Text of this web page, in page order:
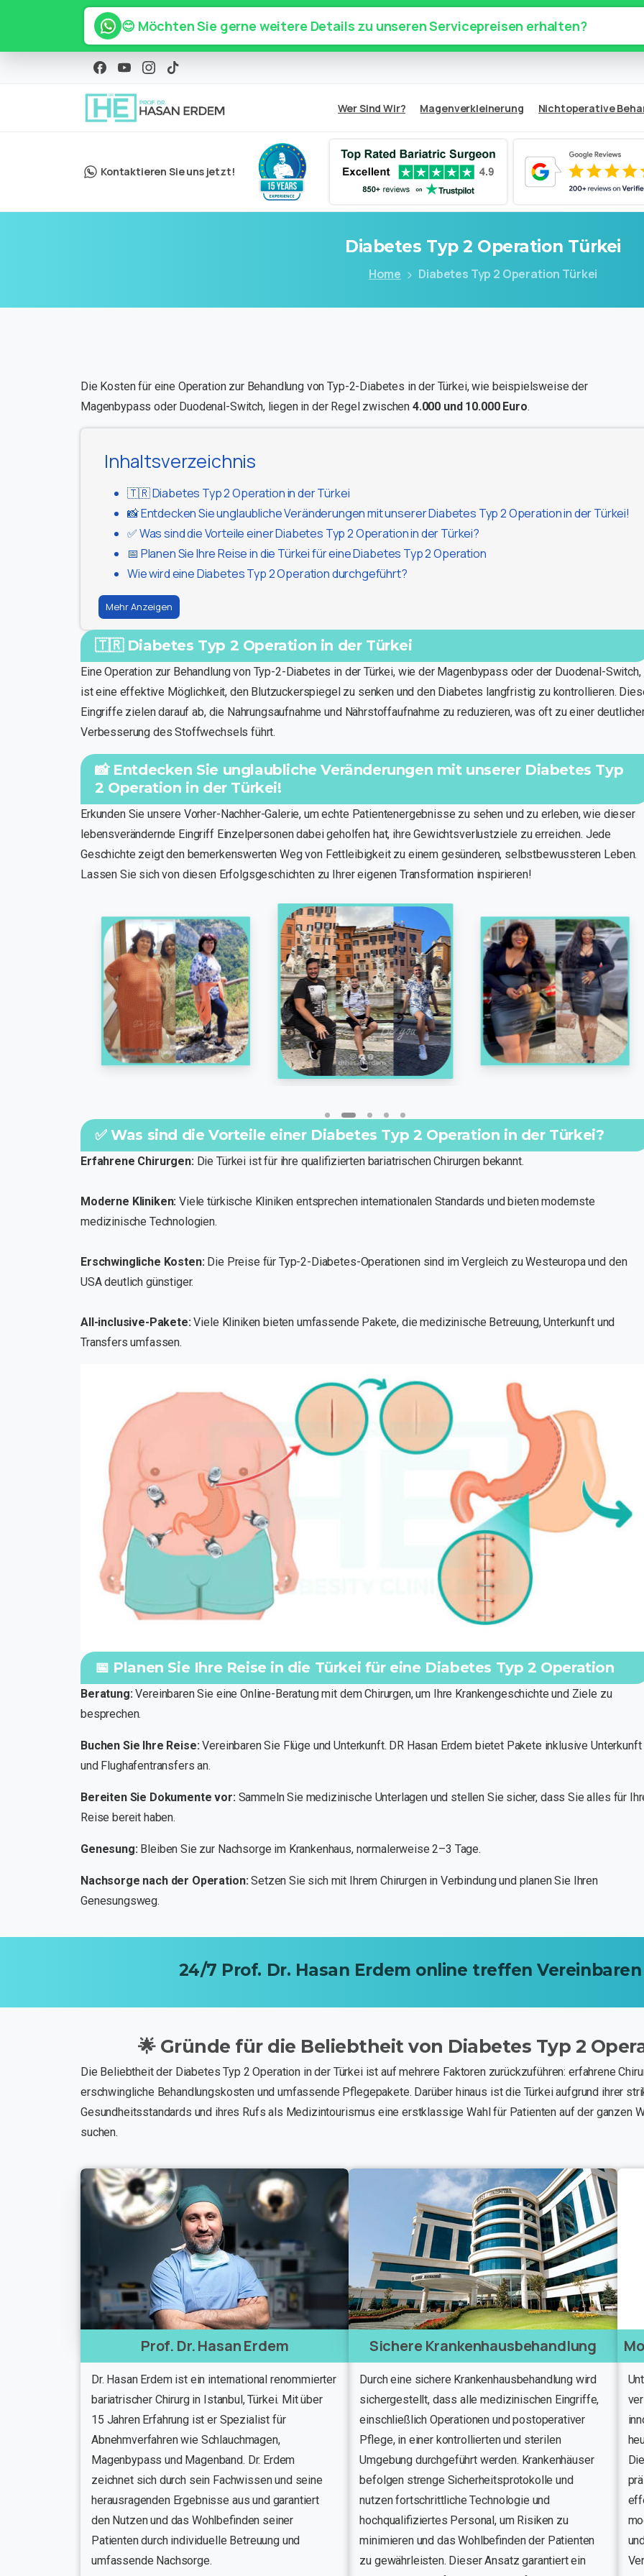
😊 Möchten Sie gerne weitere Details zu unseren Servicepreisen erhalten?
Wer Sind Wir? Magenverkleinerung Nichtoperative
Kontaktieren Sie uns jetzt!
Diabetes Typ 2 Operation Türkei
Home Diabetes Typ 2 Operation Türkei
Die Kosten für eine Operation zur Behandlung von Typ-2-Diabetes in der Türkei, wie beispielsweise der
Magenbypass oder Duodenal-Switch, liegen in der Regel zwischen 4.000 und 10.000 Euro.
Inhaltsverzeichnis
🇹🇷 Diabetes Typ 2 Operation in der Türkei
📸 Entdecken Sie unglaubliche Veränderungen mit unserer Diabetes Typ 2 Operation in der Türkei!
✅ Was sind die Vorteile einer Diabetes Typ 2 Operation in der Türkei?
📅 Planen Sie Ihre Reise in die Türkei für eine Diabetes Typ 2 Operation
Wie wird eine Diabetes Typ 2 Operation durchgeführt?
Mehr Anzeigen
🇹🇷 Diabetes Typ 2 Operation in der Türkei
Eine Operation zur Behandlung von Typ-2-Diabetes in der Türkei, wie der Magenbypass oder der Duodenal-Switch,
ist eine effektive Möglichkeit, den Blutzuckerspiegel zu senken und den Diabetes langfristig zu kontrollieren.
Eingriffe zielen darauf ab, die Nahrungsaufnahme und Nährstoffaufnahme zu reduzieren, was oft zu einer
Verbesserung des Stoffwechsels führt.
📸 Entdecken Sie unglaubliche Veränderungen mit unserer Diabetes Typ
2 Operation in der Türkei!
Erkunden Sie unsere Vorher-Nachher-Galerie, um echte Patientenergebnisse zu sehen und zu erleben, wie dieser
lebensverändernde Eingriff Einzelpersonen dabei geholfen hat, ihre Gewichtsverlustziele zu erreichen. Jede
Geschichte zeigt den bemerkenswerten Weg von Fettleibigkeit zu einem gesünderen, selbstbewussteren Leben.
Lassen Sie sich von diesen Erfolgsgeschichten zu Ihrer eigenen Transformation inspirieren!
✅ Was sind die Vorteile einer Diabetes Typ 2 Operation in der Türkei?
Erfahrene Chirurgen:Die Türkei ist für ihre qualifizierten bariatrischen Chirurgen bekannt.
Moderne Kliniken: Viele türkische Kliniken entsprechen internationalen Standards und bieten modernste
medizinische Technologien.
Erschwingliche Kosten:Die Preise für Typ-2-Diabetes-Operationen sind im Vergleich zu Westeuropa und den
USA deutlich günstiger.
All-inclusive-Pakete:Viele Kliniken bieten umfassende Pakete, die medizinische Betreuung, Unterkunft und
Transfers umfassen.
📅 Planen Sie Ihre Reise in die Türkei für eine Diabetes Typ 2 Operation
Beratung:Vereinbaren Sie eine Online-Beratung mit dem Chirurgen, um Ihre Krankengeschichte und Ziele zu
besprechen.
Buchen Sie Ihre Reise:Vereinbaren Sie Flüge und Unterkunft. DR Hasan Erdem bietet Pakete inklusive Unterkunft
und Flughafentransfers an.
Bereiten Sie Dokumente vor:Sammeln Sie medizinische Unterlagen und stellen Sie sicher, dass Sie alles für
Reise bereit haben.
Genesung:Bleiben Sie zur Nachsorge im Krankenhaus, normalerweise 2–3 Tage.
Nachsorge nach der Operation:Setzen Sie sich mit Ihrem Chirurgen in Verbindung und planen Sie Ihren
Genesungsweg.
24/7 Prof. Dr. Hasan Erdem online treffen Vereinbaren
🌟 Gründe für die Beliebtheit von Diabetes Typ 2
Die Beliebtheit der Diabetes Typ 2 Operation in der Türkei ist auf mehrere Faktoren zurückzuführen: erfahrene
erschwingliche Behandlungskosten und umfassende Pflegepakete. Darüber hinaus ist die Türkei aufgrund ihrer
Gesundheitsstandards und ihres Rufs als Medizintourismus eine erstklassige Wahl für Patienten auf der ganzen
suchen.
Prof. Dr. Hasan Erdem
Dr. Hasan Erdem ist ein international renommierter
bariatrischer Chirurg in Istanbul, Türkei. Mit über
15 Jahren Erfahrung ist er Spezialist für
Abnehmverfahren wie Schlauchmagen,
Magenbypass und Magenband. Dr. Erdem
zeichnet sich durch sein Fachwissen und seine
herausragenden Ergebnisse aus und garantiert
den Nutzen und das Wohlbefinden seiner
Patienten durch individuelle Betreuung und
umfassende Nachsorge.
Sichere Krankenhausbehandlung
Durch eine sichere Krankenhausbehandlung wird
sichergestellt, dass alle medizinischen Eingriffe,
einschließlich Operationen und postoperativer
Pflege, in einer kontrollierten und sterilen
Umgebung durchgeführt werden. Krankenhäuser
befolgen strenge Sicherheitsprotokolle und
nutzen fortschrittliche Technologie und
hochqualifiziertes Personal, um Risiken zu
minimieren und das Wohlbefinden der Patienten
zu gewährleisten. Dieser Ansatz garantiert ein